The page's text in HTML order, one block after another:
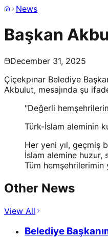
News
Başkan
December 31, 2025
Çiçekpınar Belediye
Akbulut, mesajında şu
"Değerli
Türk-İslam aleminin
Her yeni yıl, geçmiş
İslam alemine
Tüm hemşehrilerimin
Other News
View All
Belediye